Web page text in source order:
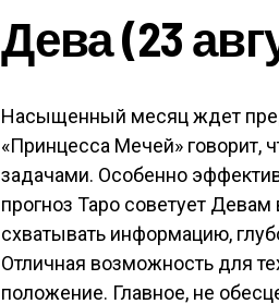
Дева (23
Насыщенный месяц ждет
«Принцесса Мечей» говорит,
задачами. Особенно
прогноз Таро советует Девам
схватывать информацию,
Отличная возможность для
положение. Главное, не